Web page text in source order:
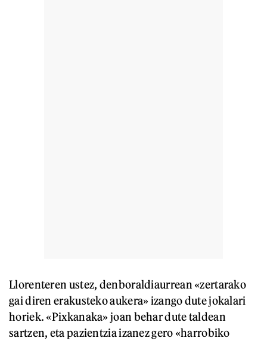
Llorenteren ustez, denboraldiaurrean «zertarako
gai diren erakusteko aukera» izango dute jokalari
horiek. «Pixkanaka» joan behar dute taldean
sartzen, eta pazientzia izanez gero «harrobiko